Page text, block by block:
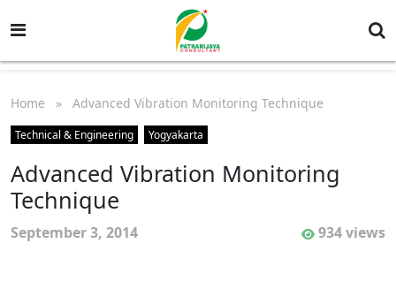
Home » Advanced Vibration Monitoring Technique
Technical & Engineering Yogyakarta
Advanced Vibration Monitoring
Technique
September 3, 2014 934 views